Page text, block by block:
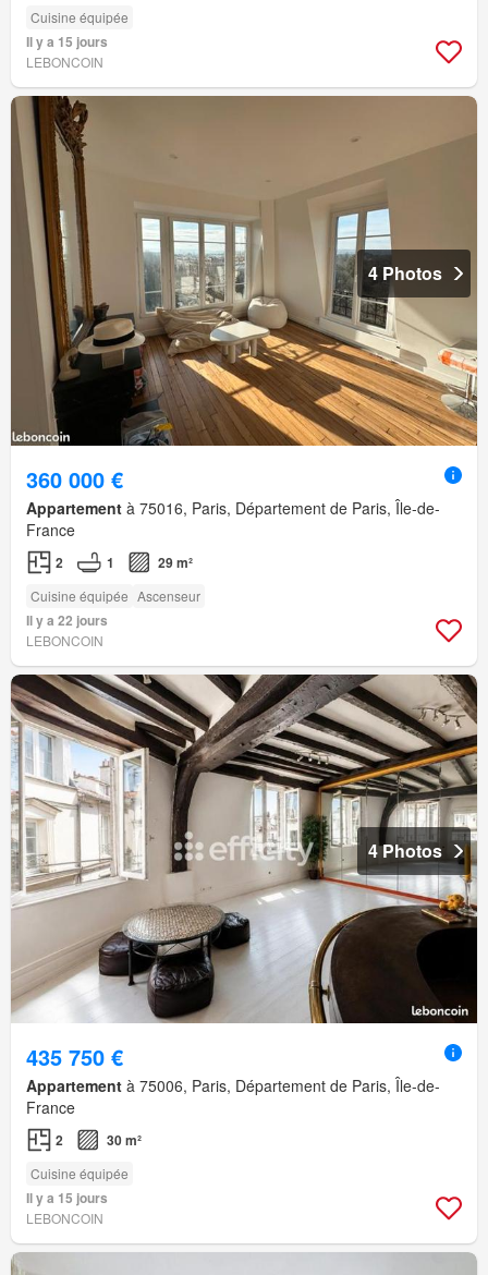
Cuisine équipée
Il y a 15 jours
LEBONCOIN
4 Photos
360 000 €
Appartement à 75016, Paris, Département de Paris, Île-de-
France
2 1 29 m²
Cuisine équipée Ascenseur
Il y a 22 jours
LEBONCOIN
4 Photos
435 750 €
Appartement à 75006, Paris, Département de Paris, Île-de-
France
2 30 m²
Cuisine équipée
Il y a 15 jours
LEBONCOIN